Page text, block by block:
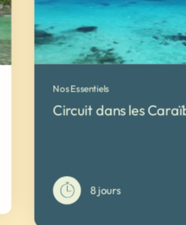
Nos Essentiels
Circuit dans les
8 jours